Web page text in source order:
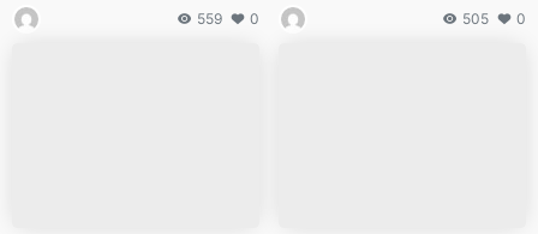
559 0 505 0